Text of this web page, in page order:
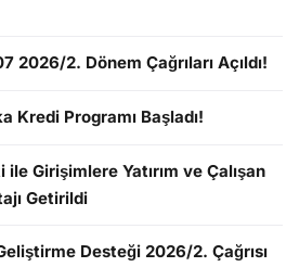
2026/2. Dönem Çağrıları Açıldı!
Kredi Programı Başladı!
Girişimlere Yatırım ve Çalışan
Getirildi
Desteği 2026/2. Çağrısı